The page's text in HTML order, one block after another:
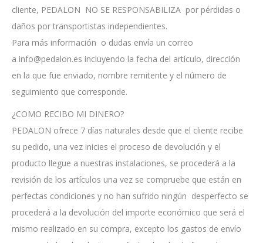
cliente, PEDALON NO SE RESPONSABILIZA por pérdidas o
daños por transportistas independientes.
Para más información o dudas envía un correo
a info@pedalon.es incluyendo la fecha del artículo, dirección
en la que fue enviado, nombre remitente y el número de
seguimiento que corresponde.
¿COMO RECIBO MI DINERO?
PEDALON ofrece 7 días naturales desde que el cliente recibe
su pedido, una vez inicies el proceso de devolución y el
producto llegue a nuestras instalaciones, se procederá a la
revisión de los artículos una vez se compruebe que están en
perfectas condiciones y no han sufrido ningún desperfecto se
procederá a la devolución del importe económico que será el
mismo realizado en su compra, excepto los gastos de envío